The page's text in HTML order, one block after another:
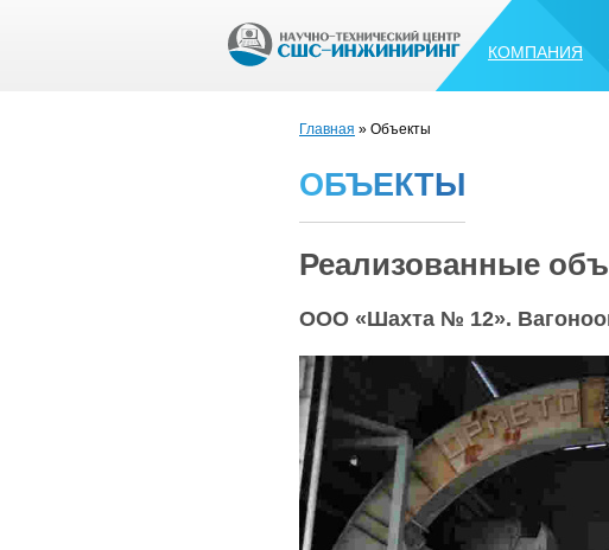
КОМПАНИЯ
Главная » Объекты
ОБЪЕКТЫ
Реализованные
ООО «Шахта № 12».